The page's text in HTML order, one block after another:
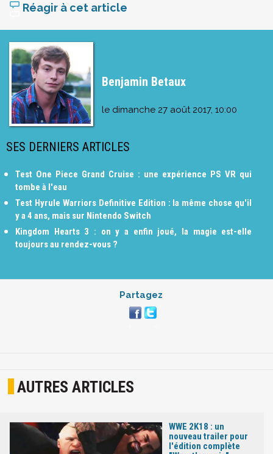
Réagir à cet article
Benjamin Betaux
le dimanche 27 août 2017, 10:00
SES DERNIERS ARTICLES
Test One Piece Grand Cruise : une expérience PS VR qui
tombe à l'eau
Test Hyrule Warriors Definitive Edition : la même chose qu'il
y a 4 ans, mais sur Nintendo Switch
Kingdom Hearts 3 : on y a enfin joué, la magie est-elle
toujours au rendez-vous ?
Partagez
AUTRES ARTICLES
WWE 2K18 : un
nouveau trailer pour
l'édition complète